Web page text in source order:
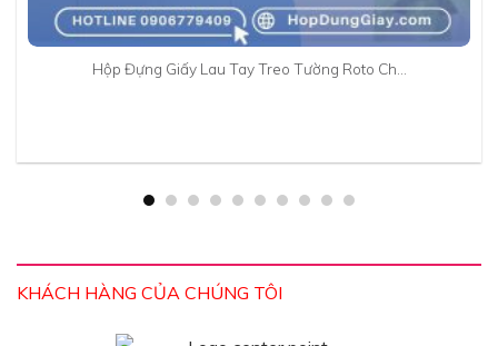
Hộp Đựng Giấy Lau Tay Treo Tường Roto Ch…
KHÁCH HÀNG CỦA CHÚNG TÔI